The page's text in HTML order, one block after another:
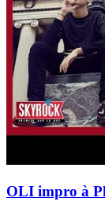
OLI impro à